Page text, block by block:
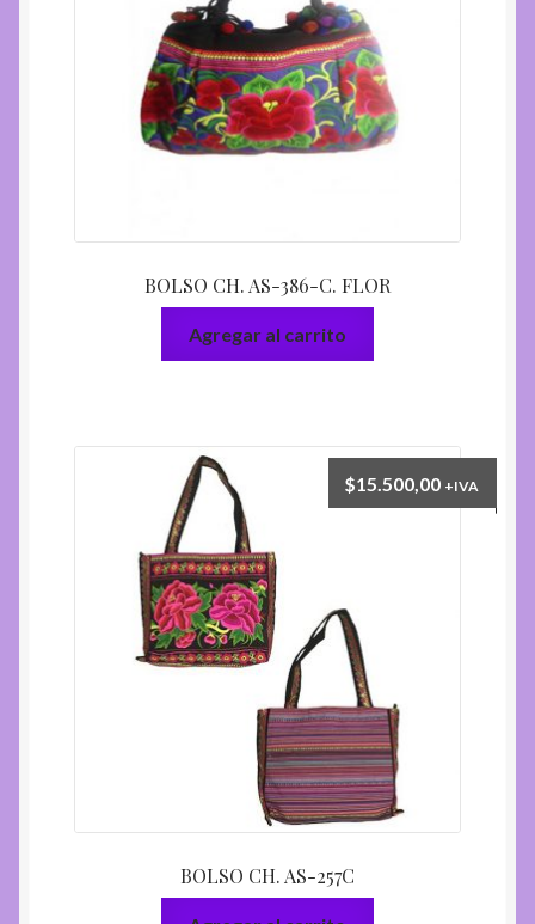
BOLSO CH. AS-386-C. FLOR
Agregar al carrito
BOLSO CH. AS-257C
$15.500,00 +IVA